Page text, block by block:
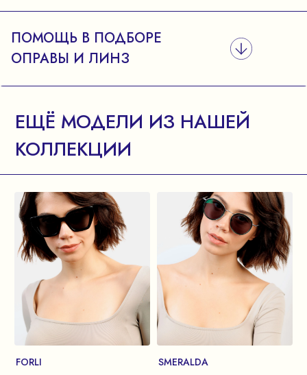
ПОМОЩЬ В ПОДБОРЕ
ОПРАВЫ И ЛИНЗ
ЕЩЁ МОДЕЛИ ИЗ НАШЕЙ
КОЛЛЕКЦИИ
FORLI
SMERALDA